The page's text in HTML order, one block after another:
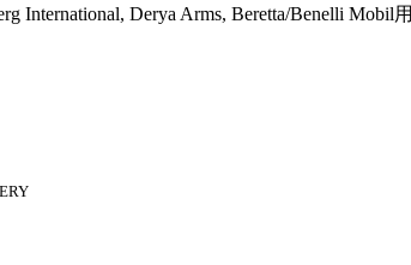
International, Derya Arms, Beretta/Benelli Mobil用